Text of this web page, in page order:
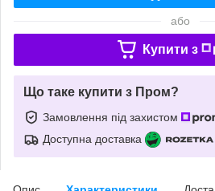
або
Купити з
Що таке купити з Пром?
Замовлення під захистом
Доступна доставка